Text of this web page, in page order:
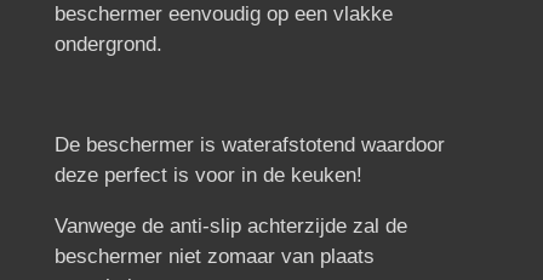
beschermer eenvoudig op een vlakke
ondergrond.
De beschermer is waterafstotend waardoor
deze perfect is voor in de keuken!
Vanwege de anti-slip achterzijde zal de
beschermer niet zomaar van plaats